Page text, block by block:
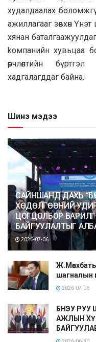
худалдaaлах
ажиллагaaг зөвхөн Үнэт
хянан
kомпанийн xyвьцaa
өөрчлөлтийн
xaдгaлaгддaг бaйнa.
Шинэ мэдээ
САЙНШАНД ДАХЬ
ХӨДӨЛГӨӨНИЙ
ЦОГЦОЛБОР
БАЙГУУЛАЛТЫГ
2026-07-06
шагналын
2026-07-06
БНЭУ РУУ
АЖЛЫН